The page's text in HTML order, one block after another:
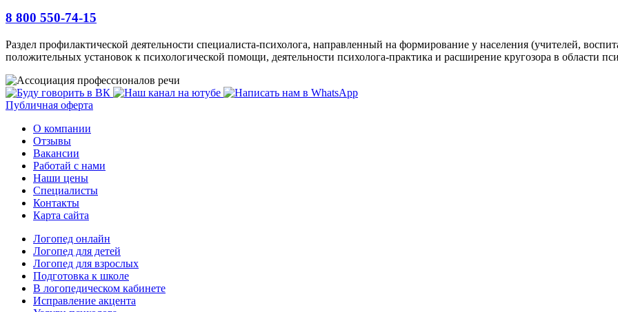
8 800 550-74-15
Раздел профилактической деятельности специалиста-психолога, направленный на формирование у населения (учителей,
положительных установок к психологической помощи, деятельности психолога-практика и расширение кругозора в области
Публичная оферта
О компании
Отзывы
Вакансии
Работай с нами
Наши цены
Специалисты
Контакты
Карта сайта
Логопед онлайн
Логопед для детей
Логопед для взрослых
Подготовка к школе
В логопедическом кабинете
Исправление акцента